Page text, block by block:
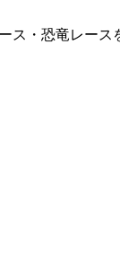
ス・恐竜レース